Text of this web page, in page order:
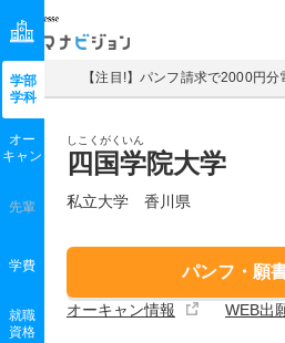
マナビジョン
【注目!】パンフ請求で2000円
しこくがくいん
四国学院大学
私立大学 香川県
パンフ・願
オーキャン情報 WEB出
学部
学科
オー
キャン
先輩
学費
就職
資格